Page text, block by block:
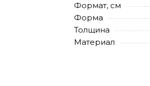
Формат, см
Форма
Толщина
Материал